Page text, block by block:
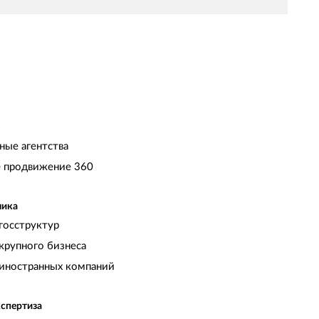
агентства
продвижение 360
бизнеса
компаний